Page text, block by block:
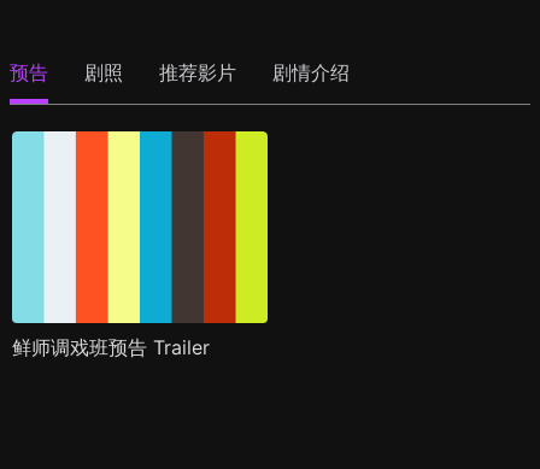
预告 剧照 推荐影片 剧情介绍
鲜师调戏班预告 Trailer